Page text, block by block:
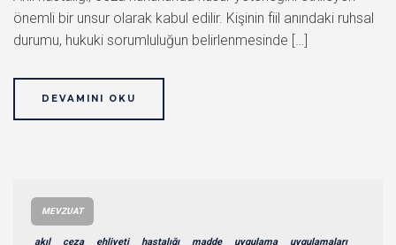
önemli bir unsur olarak kabul edilir. Kişinin fiil anındaki ruhsal
durumu, hukuki sorumluluğun belirlenmesinde […]
DEVAMINI OKU
MEVZUAT
akıl ceza ehliyeti hastalığı madde uygulama uygulamaları